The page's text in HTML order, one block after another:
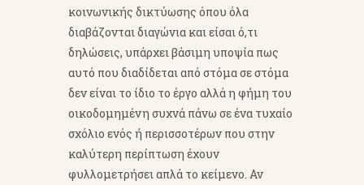
κοινωνικής δικτύωσης όπου όλα
διαβάζονται διαγώνια και είσαι ό,τι
δηλώσεις, υπάρχει βάσιμη υποψία πως
αυτό που διαδίδεται από στόμα σε στόμα
δεν είναι το ίδιο το έργο αλλά η φήμη του
οικοδομημένη συχνά πάνω σε ένα τυχαίο
σχόλιο ενός ή περισσοτέρων που στην
καλύτερη περίπτωση έχουν
φυλλομετρήσει απλά το κείμενο. Αν